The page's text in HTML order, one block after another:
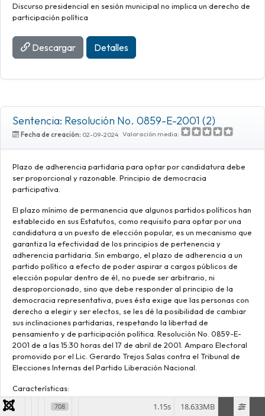
Discurso presidencial en sesión municipal no implica un derecho de
participación política
Descargar Detalles
Sentencia: Resolución No. 0859-E-2001 (2)
Fecha de creación: 02-09-2024 Valoración media:
Plazo de adherencia partidaria para optar por candidatura debe
ser proporcional y razonable. Principio de democracia
participativa.
El plazo mínimo de permanencia que algunos partidos políticos han
establecido en sus Estatutos, como requisito para optar por una
candidatura a un puesto de elección popular, es un mecanismo que
garantiza la efectividad de los principios de pertenencia y
adherencia partidaria. Sin embargo, el plazo de adherencia a un
partido político a efecto de poder aspirar a cargos públicos de
elección popular dentro de él, no puede ser arbitrario, ni
desproporcionado, sino que debe responder al principio de la
democracia representativa, pues ésta exige que las personas con
derecho a elegir y ser electos, se les dé la posibilidad de cambiar
sus inclinaciones partidarias, respetando la libertad de
pensamiento y de participación política. Resolución No. 0859-E-
2001 de a las 15:30 horas del 17 de abril de 2001. Amparo Electoral
promovido por el Lic. Gerardo Trejos Salas contra el Tribunal de
Elecciones Internas del Partido Liberación Nacional.
Características:
Factores de relevancia
Impacto político
708 18.633MB
1.15s